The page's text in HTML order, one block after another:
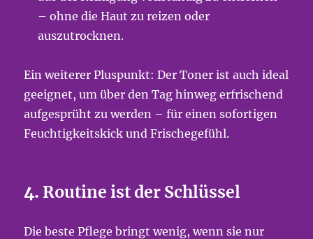
– ohne die Haut zu reizen oder
auszutrocknen.
Ein weiterer Pluspunkt: Der Toner ist auch ideal
geeignet, um über den Tag hinweg erfrischend
aufgesprüht zu werden – für einen sofortigen
Feuchtigkeitskick und Frischegefühl.
4.Routine ist der Schlüssel
Die beste Pflege bringt wenig, wenn sie nur